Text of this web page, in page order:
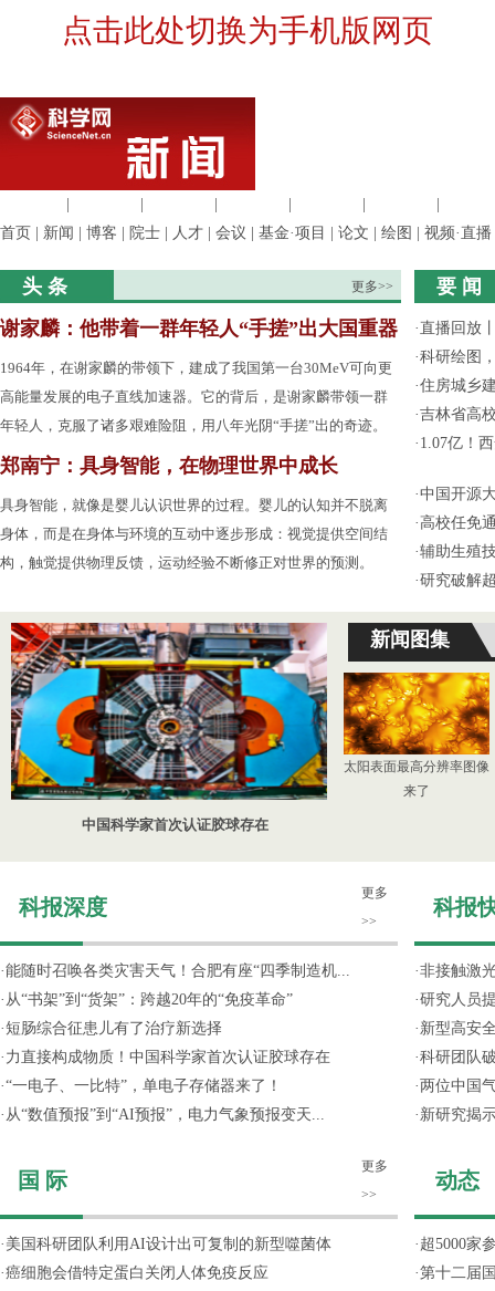
点击此处切换为手机版网页
首页
新闻 博客 院士 人才 会议 基金·项目 论文 绘图 视频·直播
头 条 更多>>
谢家麟：他带着一群年轻人“手搓”出大国重器
1964年，在谢家麟的带领下，建成了我国第一台30MeV可向更
高能量发展的电子直线加速器。它的背后，是谢家麟带领一群
年轻人，克服了诸多艰难险阻，用八年光阴“手搓”出的奇迹。
郑南宁：具身智能，在物理世界中成长
具身智能，就像是婴儿认识世界的过程。婴儿的认知并不脱离
身体，而是在身体与环境的互动中逐步形成：视觉提供空间结
构，触觉提供物理反馈，运动经验不断修正对世界的预测。
要 闻
·直播回放
·科研绘图
·住房城乡
·吉林省高
· 1.07亿！
·中国开源
· 高校任免
·辅助生殖
·研究破解
中国科学家首次认证胶球存在
新闻图集
太阳表面最高分辨率图像
来了
科报深度
更多
>>
·能随时召唤各类灾害天气！合肥有座“四季制造机...
· 从“书架”到“货架”：跨越20年的“免疫革命”
· 短肠综合征患儿有了治疗新选择
· 力直接构成物质！中国科学家首次认证胶球存在
·“一电子、一比特”，单电子存储器来了！
· 从“数值预报”到“AI预报”，电力气象预报变天...
国 际
更多
>>
· 美国科研团队利用AI设计出可复制的新型噬菌体
·癌细胞会借特定蛋白关闭人体免疫反应
科报
·非接触激
·研究人员
· 新型高安
·科研团队
· 两位中国
· 新研究揭
动态
· 超5000家
·第十二届